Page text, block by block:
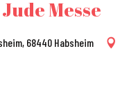
Messe
68440 Habsheim